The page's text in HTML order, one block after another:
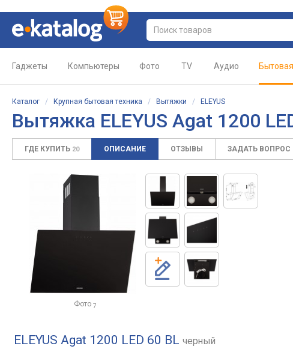
Гаджеты Компьютеры Фото TV Аудио
Каталог / Крупная бытовая техника / Вытяжки / ELEYUS
Вытяжка ELEYUS Agat 1200
ГДЕ КУПИТЬ 20 ОПИСАНИЕ ОТЗЫВЫ ЗАДАТЬ ВОПРОС
Фото 7
ELEYUS Agat 1200 LED 60 BL черный